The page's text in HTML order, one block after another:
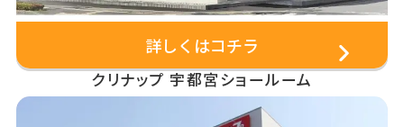
詳しくはコチラ
クリナップ 宇都宮ショールーム